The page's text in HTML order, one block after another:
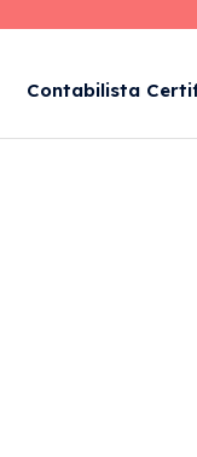
Contabilista